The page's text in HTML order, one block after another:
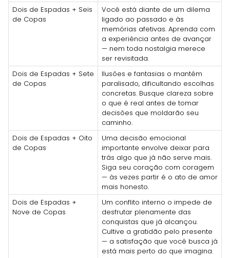
Dois de Espadas + Seis
de Copas
Você está diante de um dilema
ligado ao passado e às
memórias afetivas. Aprenda com
a experiência antes de avançar
— nem toda nostalgia merece
ser revisitada.
Dois de Espadas + Sete
de Copas
Ilusões e fantasias o mantêm
paralisado, dificultando escolhas
concretas. Busque clareza sobre
o que é real antes de tomar
decisões que moldarão seu
caminho.
Dois de Espadas + Oito
de Copas
Uma decisão emocional
importante envolve deixar para
trás algo que já não serve mais.
Siga seu coração com coragem
— às vezes partir é o ato de amor
mais honesto.
Dois de Espadas +
Nove de Copas
Um conflito interno o impede de
desfrutar plenamente das
conquistas que já alcançou.
Cultive a gratidão pelo presente
— a satisfação que você busca já
está mais perto do que imagina.